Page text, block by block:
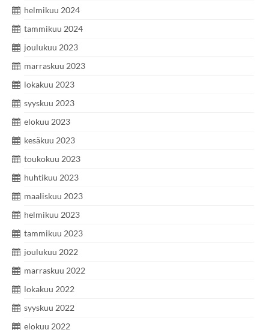
helmikuu 2024
tammikuu 2024
joulukuu 2023
marraskuu 2023
lokakuu 2023
syyskuu 2023
elokuu 2023
kesäkuu 2023
toukokuu 2023
huhtikuu 2023
maaliskuu 2023
helmikuu 2023
tammikuu 2023
joulukuu 2022
marraskuu 2022
lokakuu 2022
syyskuu 2022
elokuu 2022